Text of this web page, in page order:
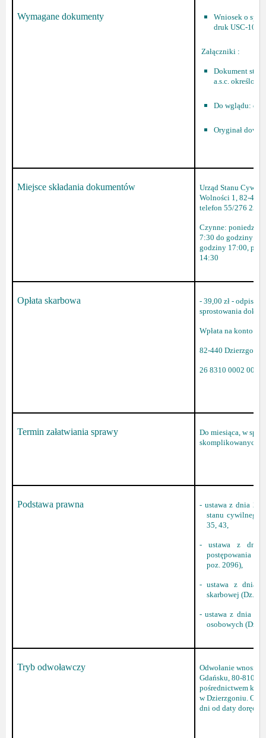
Wymagane dokumenty
Wniosek o
druk USC-10
Załączniki :
Dokument
a.s.c.
Do wglądu:
Oryginał
Miejsce składania dokumentów
Urząd Stanu
Wolności 1, 82-440
telefon 55/276 25
Czynne:
7:30 do godziny
godziny 17:00,
14:30
Opłata skarbowa
- 39,00 zł - odpis
sprostowania
Wpłata na konto
82-440 Dzierzgoń
26 8310 0002 0000
Termin załatwiania sprawy
Do miesiąca, w
skomplikowanych
Podstawa prawna
- ustawa z dnia 28
stanu cywilnego
35, 43,
- ustawa z dnia
postępowania
poz. 2096),
- ustawa z dnia
skarbowej (Dz. U.
- ustawa z dnia 10
osobowych (Dz.
Tryb odwoławczy
Odwołanie wnosi
Gdańsku, 80-810
pośrednictwem
w Dzierzgoniu.
dni od daty